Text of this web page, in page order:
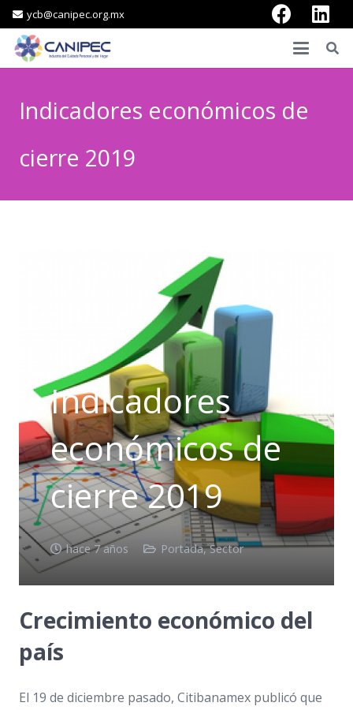
ycb@canipec.org.mx
Indicadores económicos de
cierre 2019
Indicadores
económicos de
cierre 2019
hace 7 años Portada,Sector
Crecimiento económico del
país
El 19 de diciembre pasado, Citibanamex publicó que